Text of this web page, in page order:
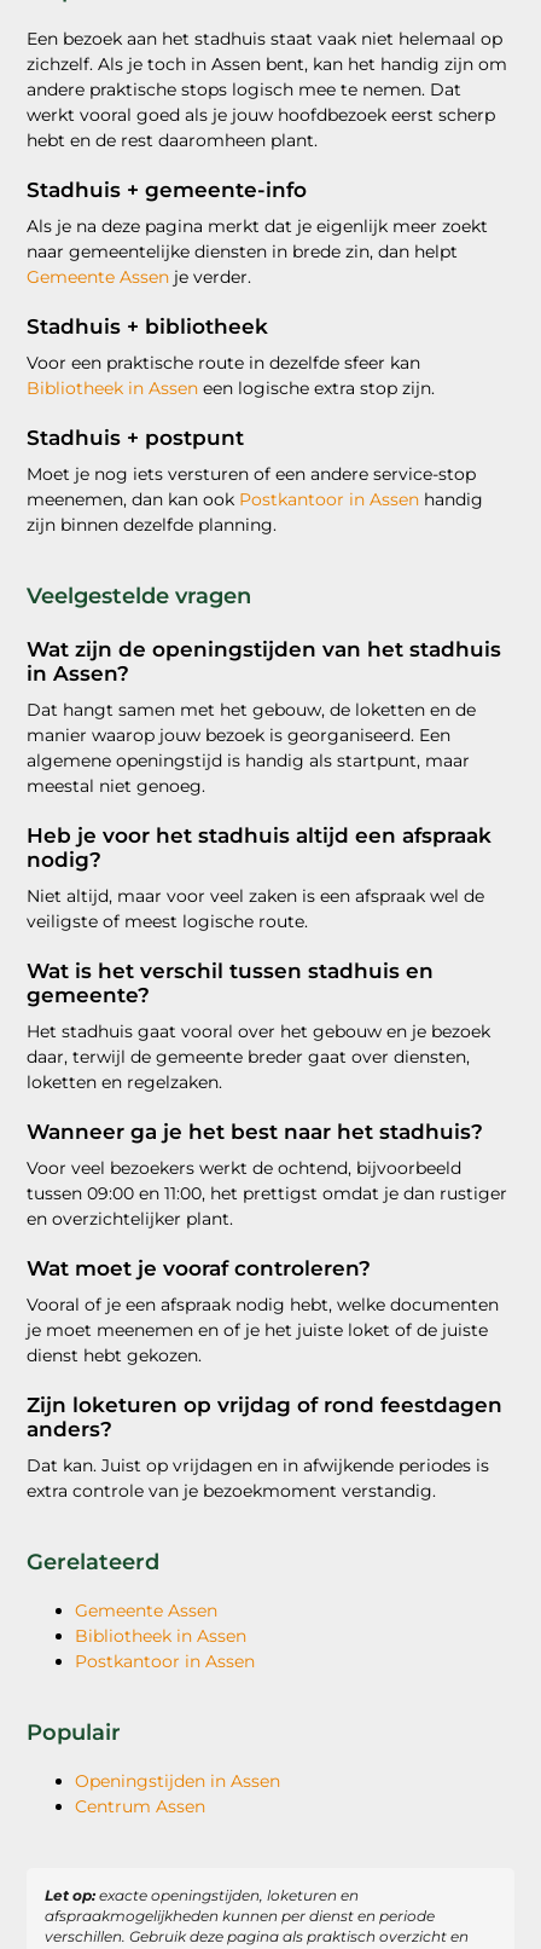
Een bezoek aan het stadhuis staat vaak niet helemaal op
zichzelf. Als je toch in Assen bent, kan het handig zijn om
andere praktische stops logisch mee te nemen. Dat
werkt vooral goed als je jouw hoofdbezoek eerst scherp
hebt en de rest daaromheen plant.
Stadhuis + gemeente-info
Als je na deze pagina merkt dat je eigenlijk meer zoekt
naar gemeentelijke diensten in brede zin, dan helpt
Gemeente Assen je verder.
Stadhuis + bibliotheek
Voor een praktische route in dezelfde sfeer kan
Bibliotheek in Assen een logische extra stop zijn.
Stadhuis + postpunt
Moet je nog iets versturen of een andere service-stop
meenemen, dan kan ook Postkantoor in Assen handig
zijn binnen dezelfde planning.
Veelgestelde vragen
Wat zijn de openingstijden van het stadhuis
in Assen?
Dat hangt samen met het gebouw, de loketten en de
manier waarop jouw bezoek is georganiseerd. Een
algemene openingstijd is handig als startpunt, maar
meestal niet genoeg.
Heb je voor het stadhuis altijd een afspraak
nodig?
Niet altijd, maar voor veel zaken is een afspraak wel de
veiligste of meest logische route.
Wat is het verschil tussen stadhuis en
gemeente?
Het stadhuis gaat vooral over het gebouw en je bezoek
daar, terwijl de gemeente breder gaat over diensten,
loketten en regelzaken.
Wanneer ga je het best naar het stadhuis?
Voor veel bezoekers werkt de ochtend, bijvoorbeeld
tussen 09:00 en 11:00, het prettigst omdat je dan rustiger
en overzichtelijker plant.
Wat moet je vooraf controleren?
Vooral of je een afspraak nodig hebt, welke documenten
je moet meenemen en of je het juiste loket of de juiste
dienst hebt gekozen.
Zijn loketuren op vrijdag of rond feestdagen
anders?
Dat kan. Juist op vrijdagen en in afwijkende periodes is
extra controle van je bezoekmoment verstandig.
Gerelateerd
Gemeente Assen
Bibliotheek in Assen
Postkantoor in Assen
Populair
Openingstijden in Assen
Centrum Assen
Let op: exacte openingstijden, loketuren en
afspraakmogelijkheden kunnen per dienst en periode
verschillen. Gebruik deze pagina als praktisch overzicht en